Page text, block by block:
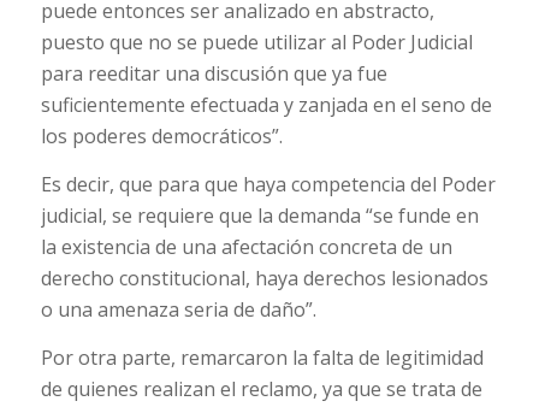
puede entonces ser analizado en abstracto,
puesto que no se puede utilizar al Poder Judicial
para reeditar una discusión que ya fue
suficientemente efectuada y zanjada en el seno de
los poderes democráticos”.
Es decir, que para que haya competencia del Poder
judicial, se requiere que la demanda “se funde en
la existencia de una afectación concreta de un
derecho constitucional, haya derechos lesionados
o una amenaza seria de daño”.
Por otra parte, remarcaron la falta de legitimidad
de quienes realizan el reclamo, ya que se trata de